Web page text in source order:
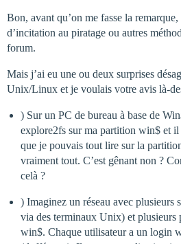
Bon, avant qu’on me fasse la
d’incitation au piratage ou autres
forum.
Mais j’ai eu une ou deux surprises
Unix/Linux et je voulais votre avis là-
) Sur un PC de bureau à base de
explore2fs sur ma partition win$ et il
que je pouvais tout lire sur la
vraiment tout. C’est gênant non ?
celà ?
) Imaginez un réseau avec plusieurs
via des terminaux Unix) et plusieurs
win$. Chaque utilisateur a un login